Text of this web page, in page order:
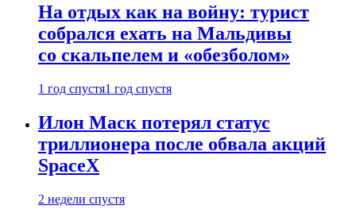
На отдых как на войну: турист
собрался ехать на Мальдивы
со скальпелем и «обезболом»
1 год спустя1 год спустя
Илон Маск потерял статус
триллионера после обвала акций
SpaceX
2 недели спустя